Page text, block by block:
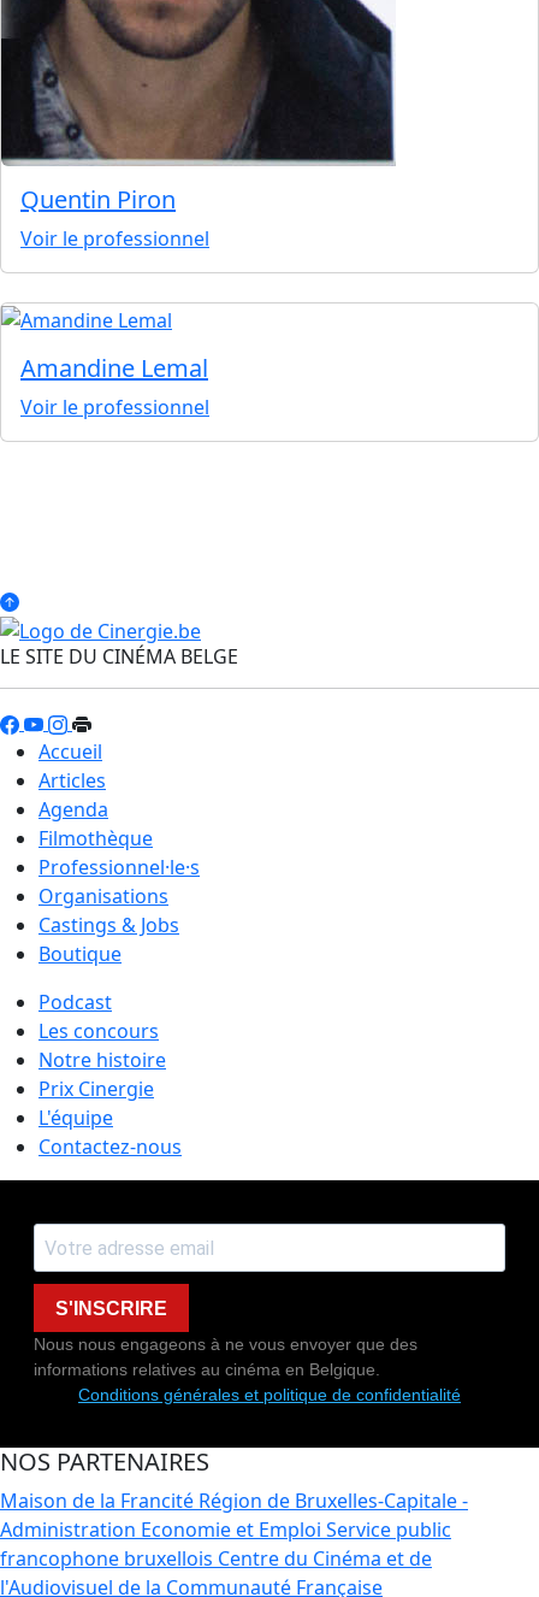
Quentin Piron
Voir le professionnel
Amandine Lemal
Voir le professionnel
LE SITE DU CINÉMA BELGE
Accueil
Articles
Agenda
Filmothèque
Professionnel·le·s
Organisations
Castings & Jobs
Boutique
Podcast
Les concours
Notre histoire
Prix Cinergie
L'équipe
Contactez-nous
S'INSCRIRE
Nous nous engageons à ne vous envoyer que des
informations relatives au cinéma en Belgique.
Conditions générales et politique de confidentialité
NOS PARTENAIRES
Maison de la Francité Région de Bruxelles-Capitale -
Administration Economie et Emploi Service public
francophone bruxellois Centre du Cinéma et de
l'Audiovisuel de la Communauté Française